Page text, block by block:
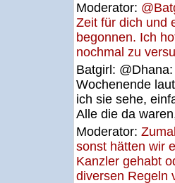
Moderator:
Zeit für dich und
begonnen. Ich
nochmal zu
Batgirl:
Wochenende
ich sie sehe,
Alle die da
Moderator:
sonst hätten wir
Kanzler gehabt
diversen Regeln